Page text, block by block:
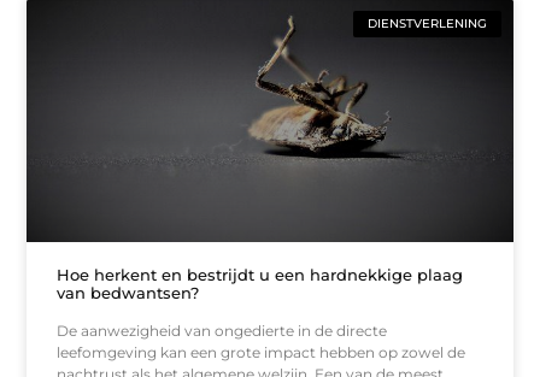
DIENSTVERLENING
Hoe herkent en bestrijdt u een hardnekkige plaag
van bedwantsen?
De aanwezigheid van ongedierte in de directe
leefomgeving kan een grote impact hebben op zowel de
nachtrust als het algemene welzijn. Een van de meest